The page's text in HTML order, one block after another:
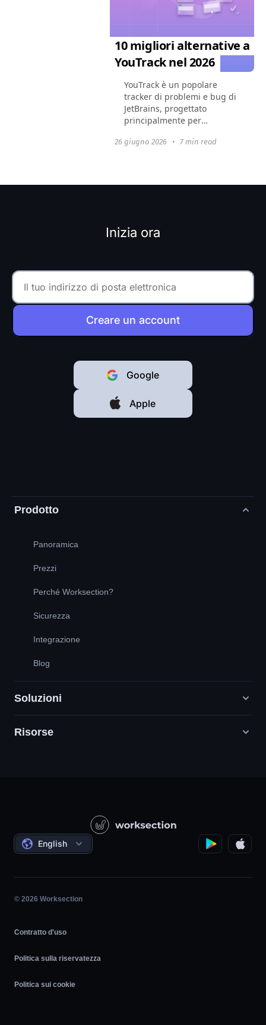
10 migliori alternative a
YouTrack nel 2026
YouTrack è un popolare
tracker di problemi e bug di
JetBrains, progettato
principalmente per
Tuttavia, nel 2026 il mercato
26 giugno 2026 • 7 min read
Inizia ora
Creare un account
Google
Apple
Prodotto
Panoramica
Prezzi
Perché Worksection?
Sicurezza
Integrazione
Blog
Soluzioni
Agenzie di marketing digitale
Progetti governativi/sociali
Gestione del progetto
Lavoro orario
Agile
Risorse
Accordi
English
© 2026 Worksection
Contratto d'uso
Politica sulla riservatezza
Politica sui cookie